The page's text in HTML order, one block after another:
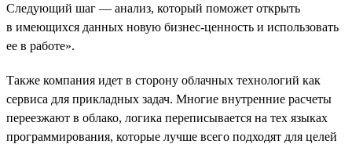
Следующий шаг — анализ, который поможет открыть
в имеющихся данных новую бизнес-ценность и использовать
ее в работе».
Также компания идет в сторону облачных технологий как
сервиса для прикладных задач. Многие внутренние расчеты
переезжают в облако, логика переписывается на тех языках
программирования, которые лучше всего подходят для целей